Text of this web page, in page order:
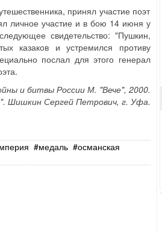
принял участие поэт
личное участие и в бою 14 июня у
свидетельство: "Пушкин,
казаков и устремился противу
послал для этого генерал
и битвы России М. "Вече", 2000.
Шишкин Сергей Петрович, г. Уфа.
медаль
османская